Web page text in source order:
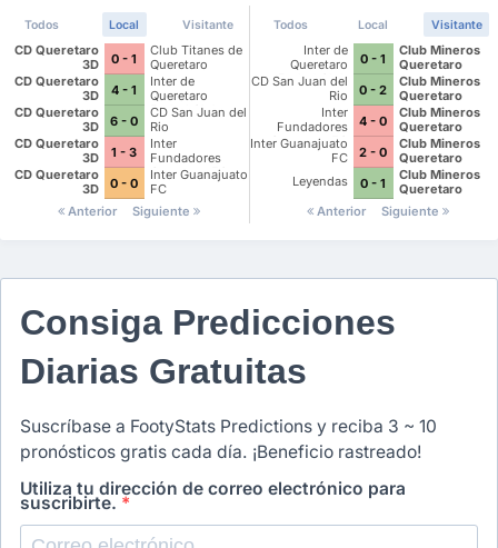
Todos Local Visitante
CD Queretaro
3D
0 - 1
Club Titanes de
Queretaro
CD Queretaro
3D
4 - 1
Inter de
Queretaro
Futbol Club
CD Queretaro
3D
6 - 0
CD San Juan del
Rio
CD Queretaro
3D
1 - 3
Inter
Fundadores
Queretaro FC
CD Queretaro
3D
0 - 0
Inter Guanajuato
FC
Anterior
Siguiente
Todos Local Visitante
Inter de
Queretaro
Futbol Club
0 - 1
Club Mineros
Queretaro
CD San Juan del
Rio
0 - 2
Club Mineros
Queretaro
Inter
Fundadores
Queretaro FC
4 - 0
Club Mineros
Queretaro
Inter Guanajuato
FC
2 - 0
Club Mineros
Queretaro
Leyendas
0 - 1
Club Mineros
Queretaro
Anterior
Siguiente
Consiga Predicciones
Diarias Gratuitas
Suscríbase a FootyStats Predictions y reciba 3 ~ 10
pronósticos gratis cada día. ¡Beneficio rastreado!
Utiliza tu dirección de correo electrónico para
suscribirte. *